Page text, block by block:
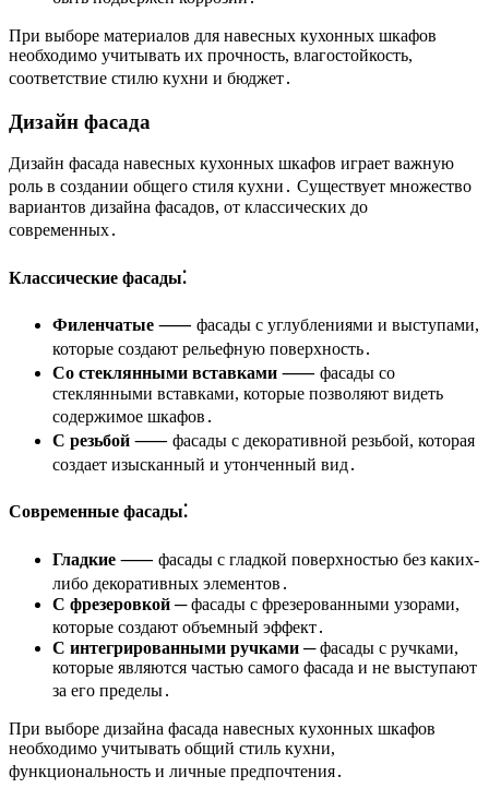
При выборе материалов для навесных кухонных шкафов
необходимо учитывать их прочность, влагостойкость,
соответствие стилю кухни и бюджет․
Дизайн фасада
Дизайн фасада навесных кухонных шкафов играет важную
роль в создании общего стиля кухни․ Существует множество
вариантов дизайна фасадов, от классических до
современных․
Классические фасады⁚
Филенчатые ⸺ фасады с углублениями и выступами,
которые создают рельефную поверхность․
Со стеклянными вставками ⸺ фасады со
стеклянными вставками, которые позволяют видеть
содержимое шкафов․
С резьбой ⸺ фасады с декоративной резьбой, которая
создает изысканный и утонченный вид․
Современные фасады⁚
Гладкие ⸺ фасады с гладкой поверхностью без каких-
либо декоративных элементов․
С фрезеровкой ─ фасады с фрезерованными узорами,
которые создают объемный эффект․
С интегрированными ручками ─ фасады с ручками,
которые являются частью самого фасада и не выступают
за его пределы․
При выборе дизайна фасада навесных кухонных шкафов
необходимо учитывать общий стиль кухни,
функциональность и личные предпочтения․